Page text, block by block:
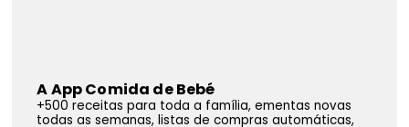
A App Comida de Bebé
+500 receitas para toda a família, ementas novas
todas as semanas, listas de compras automáticas,